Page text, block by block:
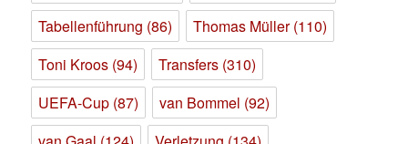
Tabellenführung (86) Thomas Müller(110)
Toni Kroos (94) Transfers (310)
UEFA-Cup (87) van Bommel (92)